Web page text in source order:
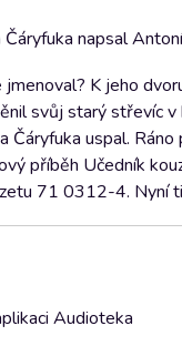
napsal
K jeho
svůj starý střevíc
uspal.
příběh Učedník
71 0312-4. Nyní
Audioteka